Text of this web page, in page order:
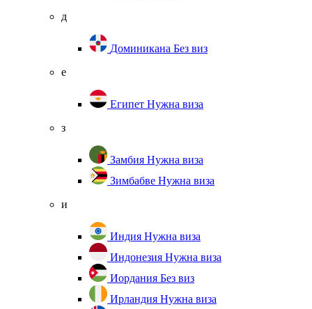
д
Доминикана Без виз
е
Египет Нужна виза
з
Замбия Нужна виза
Зимбабве Нужна виза
и
Индия Нужна виза
Индонезия Нужна виза
Иордания Без виз
Ирландия Нужна виза